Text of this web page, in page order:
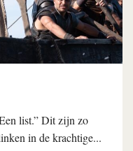
list.” Dit zijn zo
in de krachtige...